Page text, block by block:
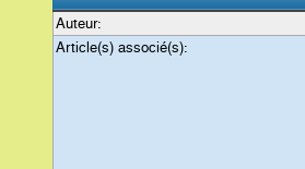
Auteur:
Article(s) associé(s):